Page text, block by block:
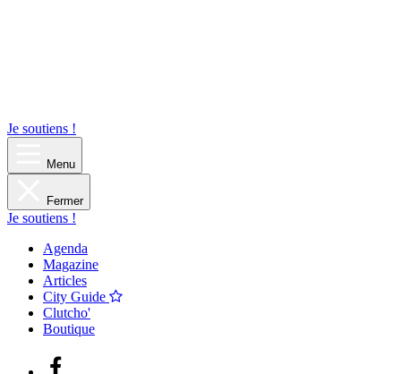
Je soutiens !
Menu
Fermer
Je soutiens !
Agenda
Magazine
Articles
City Guide
Clutcho'
Boutique